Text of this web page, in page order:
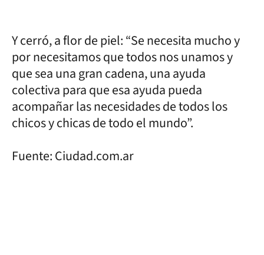
Y cerró, a flor de piel: “Se necesita mucho y
por necesitamos que todos nos unamos y
que sea una gran cadena, una ayuda
colectiva para que esa ayuda pueda
acompañar las necesidades de todos los
chicos y chicas de todo el mundo”.
Fuente: Ciudad.com.ar